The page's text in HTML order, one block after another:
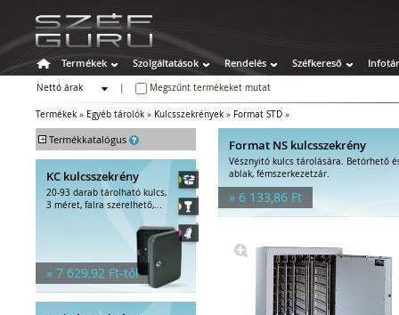
Termékek Szolgáltatások Rendelés Széfkereső Infotár
Nettó árak
Megszűnt termékeket mutat
Termékek » Egyéb tárolók » Kulcsszekrények » Format STD »
+ Termékkatalógus
Értékszéfek
Tűzálló széfek
Egyéb tárolók
Kulcstároló széfek
Kulcsszekrények
KC kulcsszekrény
20-93 darab tárolható kulcs,
3 méret, falra szerelhető,...
» 7 629,92 Ft-tól
Format NS kulcsszekrény
Vésznyitó kulcs tárolására. Betörhető
ablak, fémszerkezetzár.
» 6 133,86 Ft